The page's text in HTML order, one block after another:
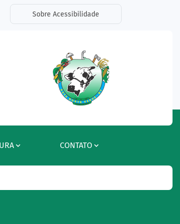
Sobre Acessibilidade
Social Facebook
Rede Social Instagram
a Rede Social Radar
CONTATO